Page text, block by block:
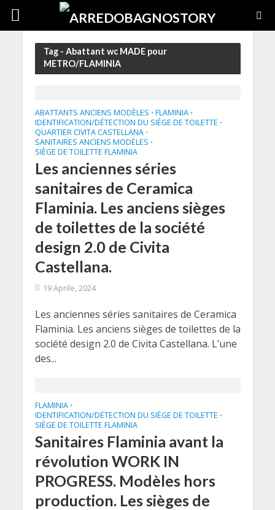
Tag - Abattant wc MADE pour
METRO/FLAMINIA
ABATTANTS ANCIENS MODÈLES • FLAMINIA •
IDENTIFICATION/DÉTECTION DU SIÈGE DE TOILETTE •
QUARTIER CIVITA CASTELLANA •
SANITAIRES ANCIENS MODÈLES •
SIÈGE DE TOILETTE FLAMINIA
Les anciennes séries
sanitaires de Ceramica
Flaminia. Les anciens sièges
de toilettes de la société
design 2.0 de Civita
Castellana.
19 Aprile, 2024
Les anciennes séries sanitaires de Ceramica
Flaminia. Les anciens sièges de toilettes de la
société design 2.0 de Civita Castellana. L’une
des...
FLAMINIA •
IDENTIFICATION/DÉTECTION DU SIÈGE DE TOILETTE •
SIÈGE DE TOILETTE FLAMINIA
Sanitaires Flaminia avant la
révolution WORK IN
PROGRESS. Modèles hors
production. Les sièges de